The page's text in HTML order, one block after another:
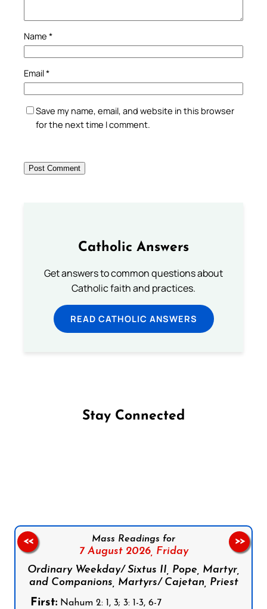
Name *
Email*
Save my name, email, and website in this browser
for the next time I comment.
Catholic Answers
Get answers to common questions about
Catholic faith and practices.
READ CATHOLIC ANSWERS
Stay Connected
Mass Readings for
7 August 2026, Friday
Ordinary Weekday/ Sixtus II, Pope, Martyr,
and Companions, Martyrs/ Cajetan, Priest
First: Nahum 2: 1, 3; 3: 1-3, 6-7
<< >>